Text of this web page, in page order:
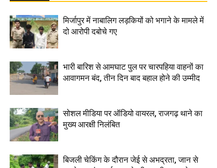
मिर्जापुर में नाबालिग लड़कियों को भगाने के मामले में
दो आरोपी दबोचे गए
भारी बारिश से आमघाट पुल पर चारपहिया वाहनों का
आवागमन बंद, तीन दिन बाद बहाल होने की उम्मीद
सोशल मीडिया पर ऑडियो वायरल, राजगढ़ थाने का
मुख्य आरक्षी निलंबित
बिजली चेकिंग के दौरान जेई से अभद्रता, जान से